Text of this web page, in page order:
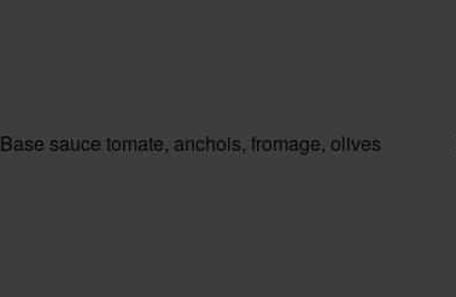
Base sauce tomate, anchois, fromage, olives